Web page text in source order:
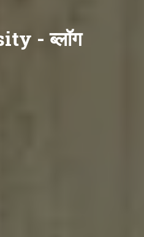
-ब्लॉग